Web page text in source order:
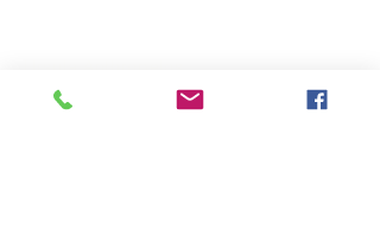
Kochstraße 18
74405 Gaildorf